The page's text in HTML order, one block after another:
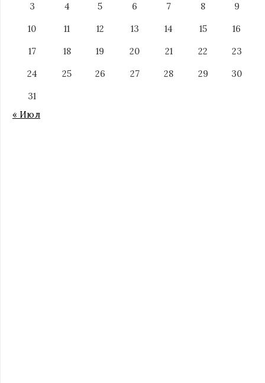
3
4 5 6 7 8
9
10
11 12 13 14 15
16
17
18 19 20 21 22
23
24
25 26 27 28 29
30
31
« Июл